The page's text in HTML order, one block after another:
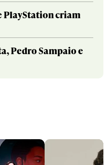
PlayStation criam
Pedro Sampaio e